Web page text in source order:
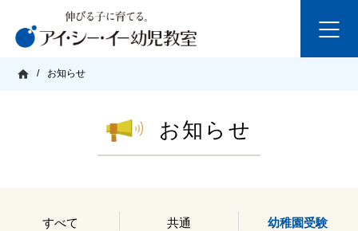
/ お知らせ
お知らせ
すべて 共通 幼稚園受験